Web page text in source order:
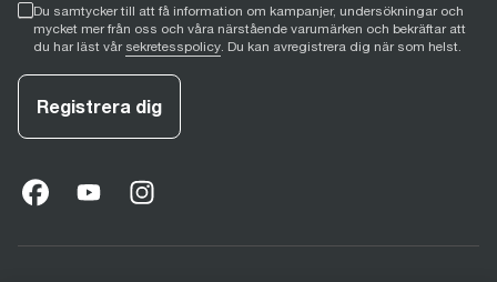
Du samtycker till att få information om kampanjer, undersökningar och
mycket mer från oss och våra närstående varumärken och bekräftar att
du har läst vår sekretesspolicy. Du kan avregistrera dig när som helst.
Registrera dig
facebook
opens in new tab
youtube
opens in new tab
instagram
opens in new tab